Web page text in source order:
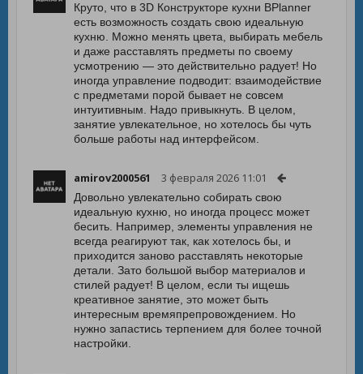
Круто, что в 3D Конструкторе кухни BPlanner
есть возможность создать свою идеальную
кухню. Можно менять цвета, выбирать мебель
и даже расставлять предметы по своему
усмотрению — это действительно радует! Но
иногда управление подводит: взаимодействие
с предметами порой бывает не совсем
интуитивным. Надо привыкнуть. В целом,
занятие увлекательное, но хотелось бы чуть
больше работы над интерфейсом.
amirov2000561 3 февраля 2026 11:01
Довольно увлекательно собирать свою
идеальную кухню, но иногда процесс может
бесить. Например, элементы управления не
всегда реагируют так, как хотелось бы, и
приходится заново расставлять некоторые
детали. Зато большой выбор материалов и
стилей радует! В целом, если ты ищешь
креативное занятие, это может быть
интересным времяпрепровождением. Но
нужно запастись терпением для более точной
настройки.